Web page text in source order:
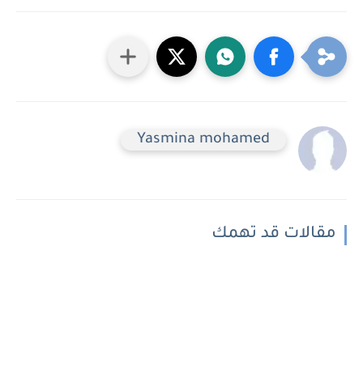
Yasmina mohamed
مقالات قد تهمك